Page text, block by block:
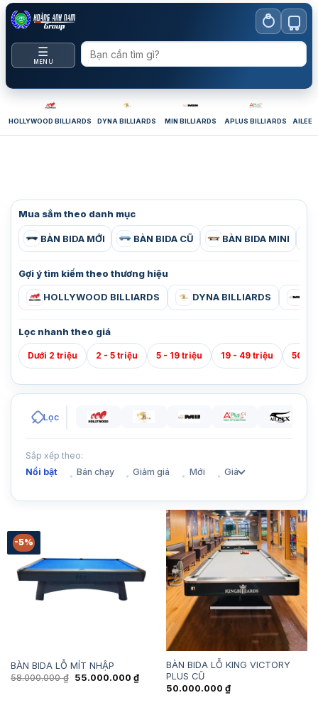
Bỏ
qua
nội
☰
MENU
HOLLYWOOD BILLIARDS DYNA BILLIARDS MIN BILLIARDS APLUS BILLIARDS
Mua sắm theo danh mục
BÀN BIDA MỚI BÀN BIDA CŨ BÀN BIDA MINI
Gợi ý tìm kiếm theo thương hiệu
HOLLYWOOD BILLIARDS DYNA BILLIARDS
Lọc nhanh theo giá
Dưới 2 triệu 2 - 5 triệu 5 - 19 triệu 19 - 49 triệu 50 -
Lọc
Sắp xếp theo:
Nổi bật
Bán chạy Giảm giá Mới Giá
-5%
BÀN BIDA LỖ MÍT NHẬP
58.000.000₫
Giá
55.000.000 ₫Giá
hiện
BÀN BIDA LỖ KING VICTORY
PLUS CŨ
50.000.000 ₫